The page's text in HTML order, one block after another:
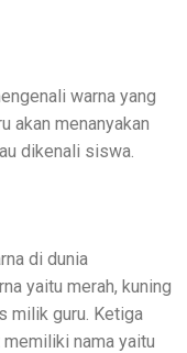
warna yang
akan menanyakan
dikenali siswa.
di dunia
yaitu merah, kuning
milik guru. Ketiga
nama yaitu